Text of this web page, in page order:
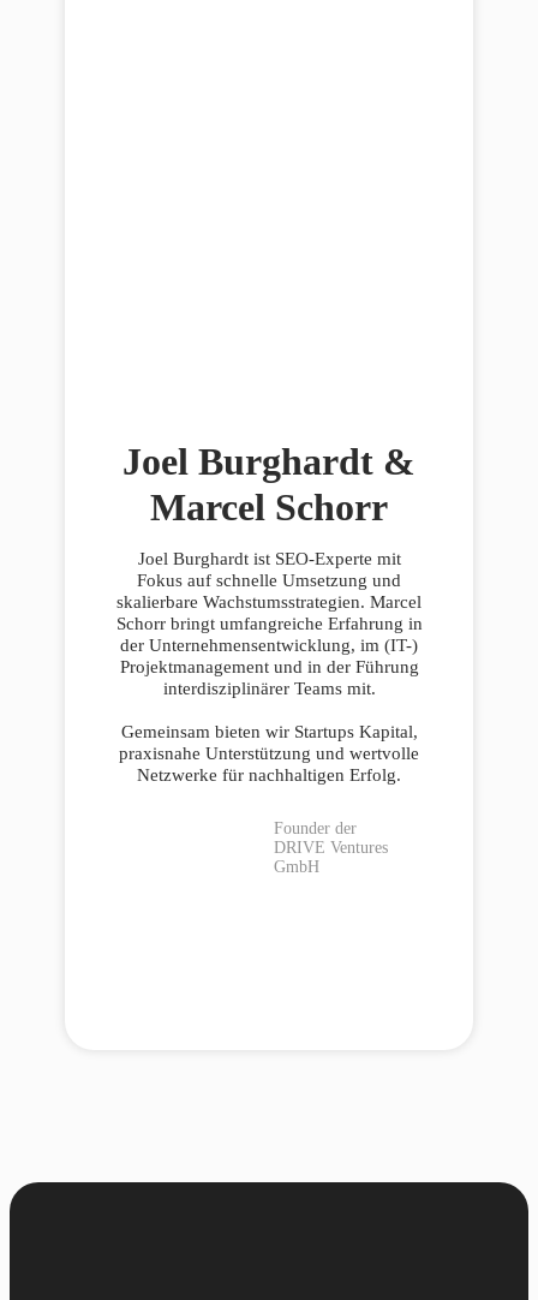
Joel Burghardt &
Marcel Schorr
Joel Burghardt ist SEO-Experte mit
Fokus auf schnelle Umsetzung und
skalierbare Wachstumsstrategien. Marcel
Schorr bringt umfangreiche Erfahrung in
der Unternehmensentwicklung, im (IT-)
Projektmanagement und in der Führung
interdisziplinärer Teams mit.
Gemeinsam bieten wir Startups Kapital,
praxisnahe Unterstützung und wertvolle
Netzwerke für nachhaltigen Erfolg.
Founder der
DRIVE Ventures
GmbH